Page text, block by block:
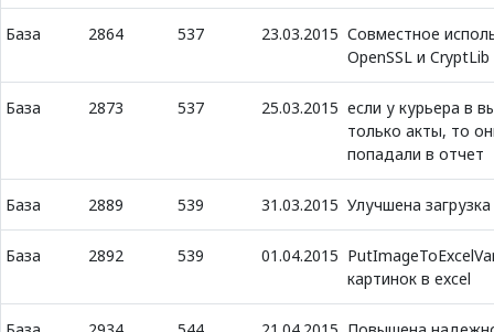
База 2864 537 23.03.2015 Совместное
OpenSSL и CryptLib
База 2873 537 25.03.2015 если у курьера в
только акты, то
попадали в отчет
База 2889 539 31.03.2015 Улучшена загрузка
База 2892 539 01.04.2015
картинок в excel